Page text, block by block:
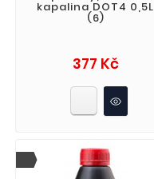
kapalina DOT4 0,5L
(6)
377 KčCena